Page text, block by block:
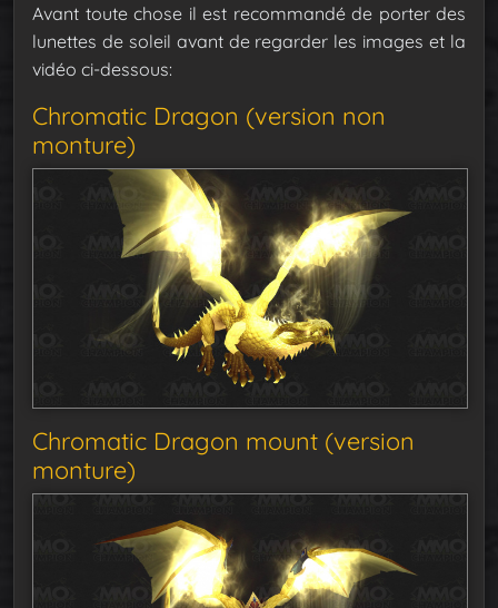
Avant toute chose il est recommandé de porter des
lunettes de soleil avant de regarder les images et la
vidéo ci-dessous:
Chromatic Dragon (version non
monture)
Chromatic Dragon mount (version
monture)